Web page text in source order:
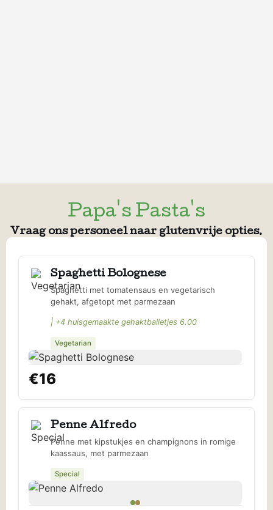
Spinazie
Spaghetti
Penne
Alfredo
Papa's Pasta's
Vraag ons personeel naar glutenvrije opties.
Spaghetti Bolognese
Spaghetti met tomatensaus en vegetarisch
gehakt, afgetopt met parmezaan
| +4 huisgemaakte gehaktballetjes 6.00
Vegetarian
€16
Penne Alfredo
Penne met kipstukjes en champignons in romige
kaassaus, met parmezaan
Special